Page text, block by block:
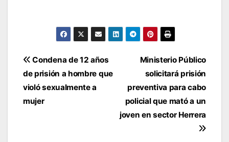
Navegación
de
entradas
Ministerio Público
solicitará prisión
preventiva para cabo
policial que mató a un
joven en sector Herrera
Condena de 12 años
de prisión a hombre que
violó sexualmente a
mujer